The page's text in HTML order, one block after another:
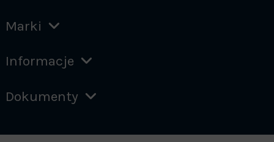
Marki
Informacje
Dokumenty